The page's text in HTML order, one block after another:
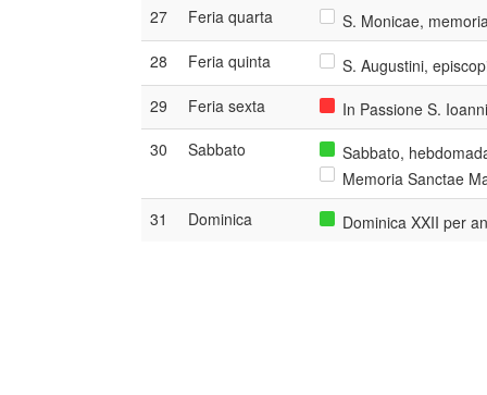
27
Feria quarta
S. Monicae,
28
Feria quinta
S. Augustini,
29
Feria sexta
In Passione S.
30
Sabbato
Sabbato,
Memoria Sanctae
31
Dominica Dominica XXII per